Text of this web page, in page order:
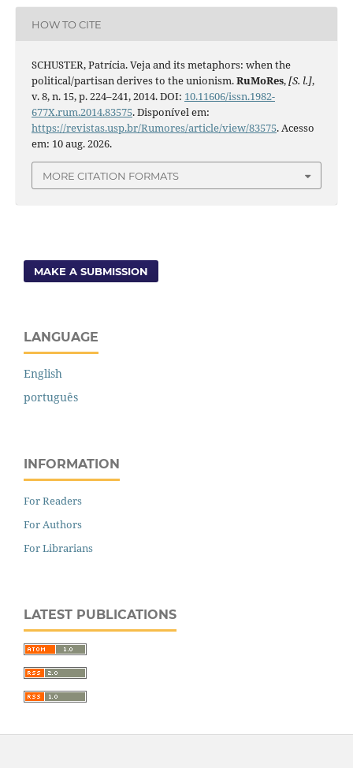
HOW TO CITE
SCHUSTER, Patrícia. Veja and its metaphors: when the
political/partisan derives to the unionism.RuMoRes,[S. l.],
v. 8, n. 15, p. 224–241, 2014. DOI: 10.11606/issn.1982-
677X.rum.2014.83575. Disponível em:
https://revistas.usp.br/Rumores/article/view/83575. Acesso
em: 10 aug. 2026.
MORE CITATION FORMATS
MAKE A SUBMISSION
LANGUAGE
English
português
INFORMATION
For Readers
For Authors
For Librarians
LATEST PUBLICATIONS